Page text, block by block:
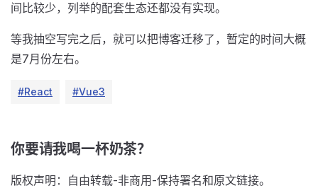
间比较少，列举的配套生态还都没有实现。
等我抽空写完之后，就可以把博客迁移了，暂定的时间大概
是7月份左右。
#React #Vue3
你要请我喝一杯奶茶？
版权声明：自由转载-非商用-保持署名和原文链接。